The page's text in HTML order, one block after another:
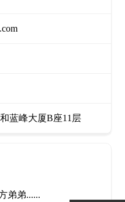
蓝峰大厦B座11层
弟弟......